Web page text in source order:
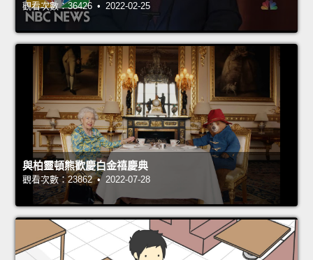
觀看次數：36426 • 2022-02-25
與柏靈頓熊歡慶白金禧慶典
觀看次數：23862 • 2022-07-28